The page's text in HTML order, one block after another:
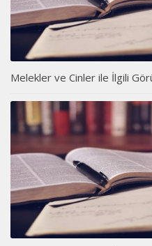
Melekler ve Cinler ile İlgili